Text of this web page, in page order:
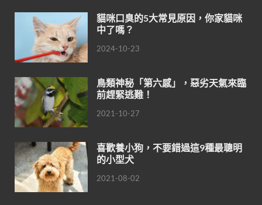
貓咪口臭的5大常見原因，你家貓咪
中了嗎？
2024-10-23
鳥類神秘「第六感」，惡劣天氣來臨
前趕緊逃難！
2021-10-27
喜歡養小狗，不要錯過這9種最聰明
的小型犬
2021-08-02